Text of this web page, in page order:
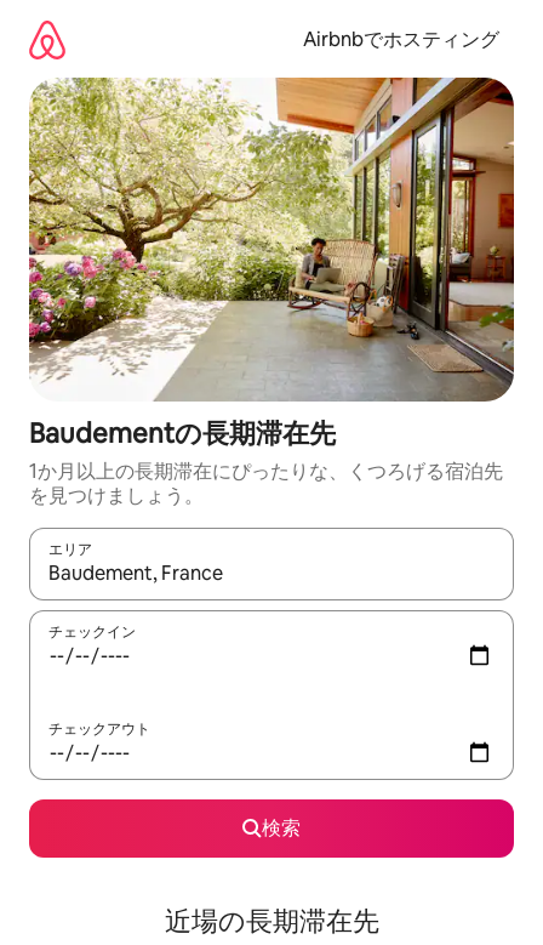
Airbnbでホスティング
Baudementの長期滞在先
1か月以上の長期滞在にぴったりな、くつろげる宿泊先
を見つけましょう。
エリア
検索結果が表示されたら、上下の矢印キーを使って移動するか
チェックイン
チェックアウト
検索
近場の長期滞在先